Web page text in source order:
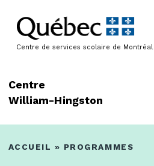
Centre de services scolaire de Montréal
Centre
William-Hingston
ACCUEIL » PROGRAMMES